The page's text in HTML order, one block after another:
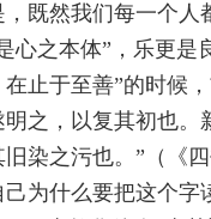
既然我们每一个
心之本体”，乐更是
止于至善”的时候
之，以复其初也。
染之污也。”（《
为什么要把这个字